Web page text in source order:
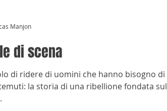
di scena
di ridere di uomini che hanno bisogno di
la storia di una ribellione fondata sul
Manjon